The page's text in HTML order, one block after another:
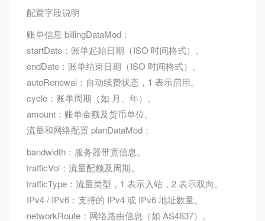
配置字段说明
账单信息 billingDataMod：
startDate：账单起始日期（ISO 时间格式）。
endDate：账单结束日期（ISO 时间格式）。
autoRenewal：自动续费状态，1 表示启用。
cycle：账单周期（如 月、年）。
amount：账单金额及货币单位。
流量和网络配置 planDataMod：
bandwidth：服务器带宽信息。
trafficVol：流量配额及周期。
trafficType：流量类型，1 表示入站，2 表示双向。
IPv4 / IPv6：支持的 IPv4 或 IPv6 地址数量。
networkRoute：网络路由信息（如 AS4837）。